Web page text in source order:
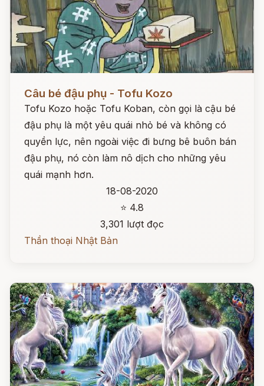
Câu bé đậu phụ - Tofu Kozo
Tofu Kozo hoặc Tofu Koban, còn gọi là cậu bé
đậu phụ là một yêu quái nhỏ bé và không có
quyền lực, nên ngoài việc đi bưng bê buôn bán
đậu phụ, nó còn làm nô dịch cho những yêu
quái mạnh hơn.
18-08-2020
⭐ 4.8
3,301 lượt đọc
Thần thoại Nhật Bản